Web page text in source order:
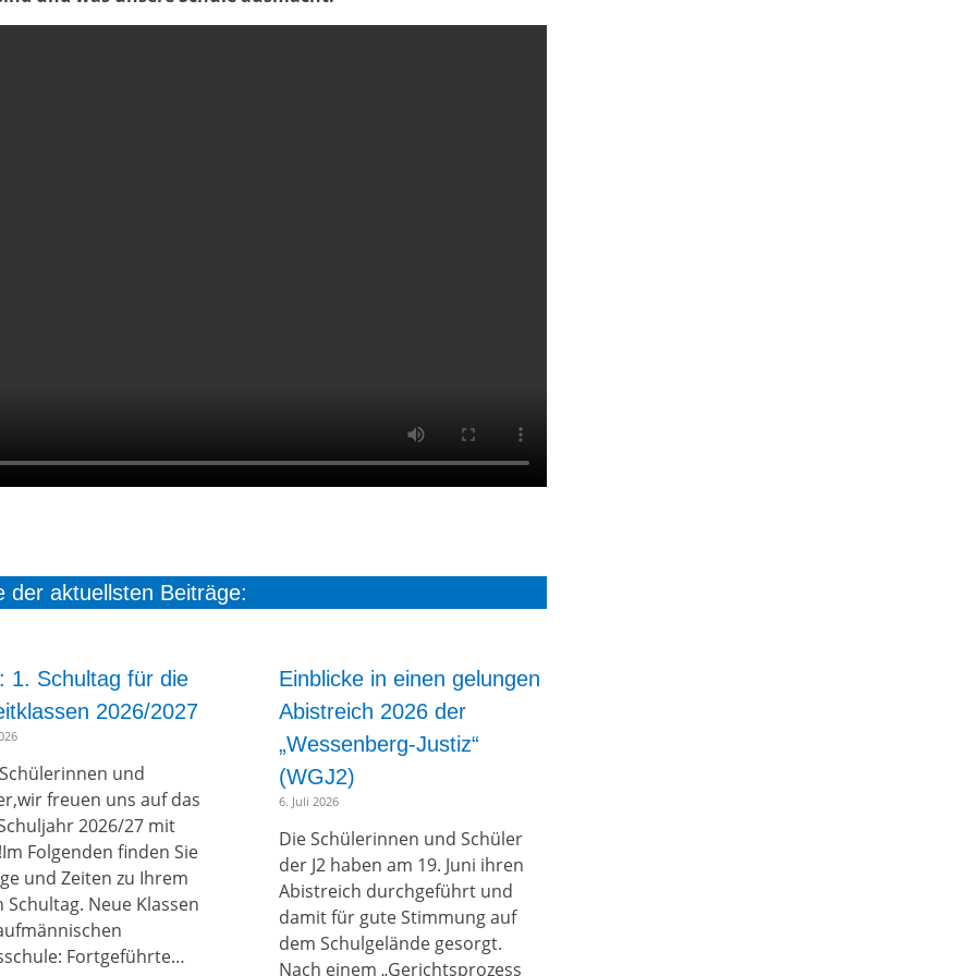
der aktuellsten Beiträge:
1. Schultag für die
2026/2027
und
freuen uns auf das
2026/27 mit
Folgenden finden Sie
und Zeiten zu Ihrem
Schultag. Neue Klassen
Fortgeführte…
Einblicke in einen gelungen
Abistreich 2026 der
„Wessenberg-Justiz“
(WGJ2)
6. Juli 2026
Die Schülerinnen und Schüler
der J2 haben am 19. Juni ihren
Abistreich durchgeführt und
damit für gute Stimmung auf
dem Schulgelände gesorgt.
Nach einem „Gerichtsprozess